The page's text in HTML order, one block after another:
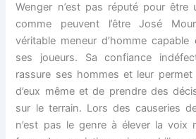
Wenger n’est pas réputé pour
comme peuvent l’être José
véritable meneur d’homme
ses joueurs. Sa confiance
rassure ses hommes et leur
d’eux même et de prendre des
sur le terrain. Lors des causeries
n’est pas le genre à élever la voix